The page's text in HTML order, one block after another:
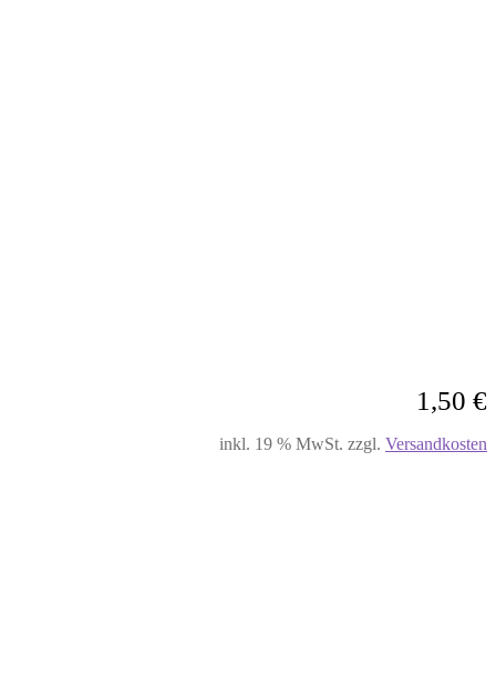
1,50 €
inkl. 19 % MwSt. zzgl. Versandkosten